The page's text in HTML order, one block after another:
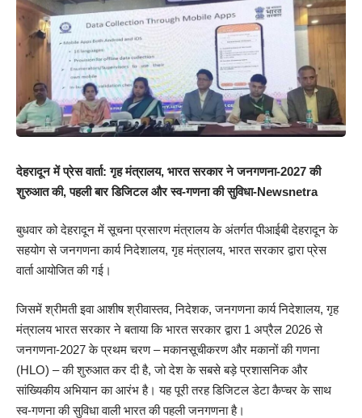
देहरादून में प्रेस वार्ता: गृह मंत्रालय, भारत सरकार ने जनगणना-2027 की
शुरुआत की, पहली बार डिजिटल और स्व-गणना की सुविधा-Newsnetra
बुधवार को देहरादून में सूचना प्रसारण मंत्रालय के अंतर्गत पीआईबी देहरादून के
सहयोग से जनगणना कार्य निदेशालय, गृह मंत्रालय, भारत सरकार द्वारा प्रेस
वार्ता आयोजित की गई।
जिसमें श्रीमती इवा आशीष श्रीवास्तव, निदेशक, जनगणना कार्य निदेशालय, गृह
मंत्रालय भारत सरकार ने बताया कि भारत सरकार द्वारा 1 अप्रैल 2026 से
जनगणना-2027 के प्रथम चरण – मकानसूचीकरण और मकानों की गणना
(HLO) – की शुरुआत कर दी है, जो देश के सबसे बड़े प्रशासनिक और
सांख्यिकीय अभियान का आरंभ है। यह पूरी तरह डिजिटल डेटा कैप्चर के साथ
स्व-गणना की सुविधा वाली भारत की पहली जनगणना है।